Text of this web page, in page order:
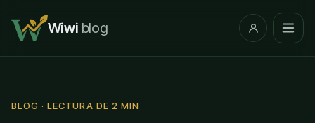
Wiwi blog
BLOG · LECTURA DE 2 MIN